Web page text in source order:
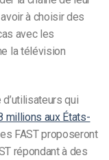
à choisir des
avec les
la télévision
qui
millions aux États-
FAST proposeront
répondant à des